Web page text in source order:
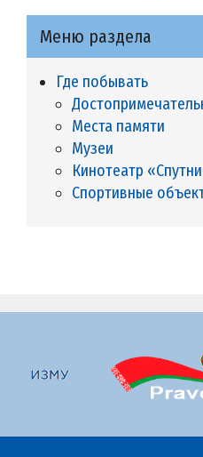
Меню раздела
Где побывать
Места памяти
Музеи
Кинотеатр
Спортивные